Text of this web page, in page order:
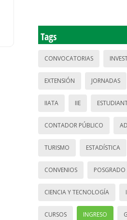
Tags
CONVOCATORIAS
EXTENSIÓN JORNADAS
IIATA IIE
CONTADOR PÚBLICO
TURISMO ESTADÍSTICA
CONVENIOS POSGRADO
CIENCIA Y TECNOLOGÍA
CURSOS INGRESO